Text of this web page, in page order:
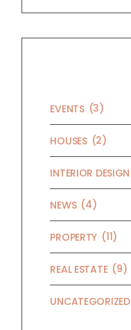
EVENTS (3)
HOUSES (2)
INTERIOR DESIGN
NEWS (4)
PROPERTY (11)
REAL ESTATE (9)
UNCATEGORIZED